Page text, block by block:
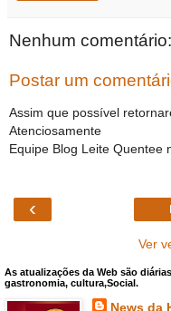
Nenhum comentário:
Postar um
Assim que possível
Atenciosamente
Equipe Blog Leite Quentee
‹
Ver
As atualizações da Web são
gastronomia, cultura,Social.
News da